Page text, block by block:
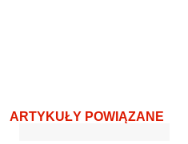
ARTYKUŁY POWIĄZANE